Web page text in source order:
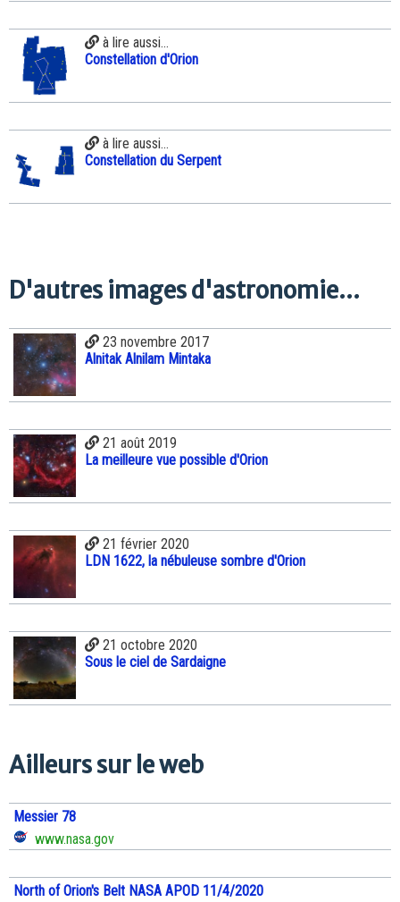
à lire aussi...
Constellation d'Orion
à lire aussi...
Constellation du Serpent
D'autres images d'astronomie...
23 novembre 2017
Alnitak Alnilam Mintaka
21 août 2019
La meilleure vue possible d'Orion
21 février 2020
LDN 1622, la nébuleuse sombre d'Orion
21 octobre 2020
Sous le ciel de Sardaigne
Ailleurs sur le web
Messier 78
www.nasa.gov
North of Orion's Belt NASA APOD 11/4/2020